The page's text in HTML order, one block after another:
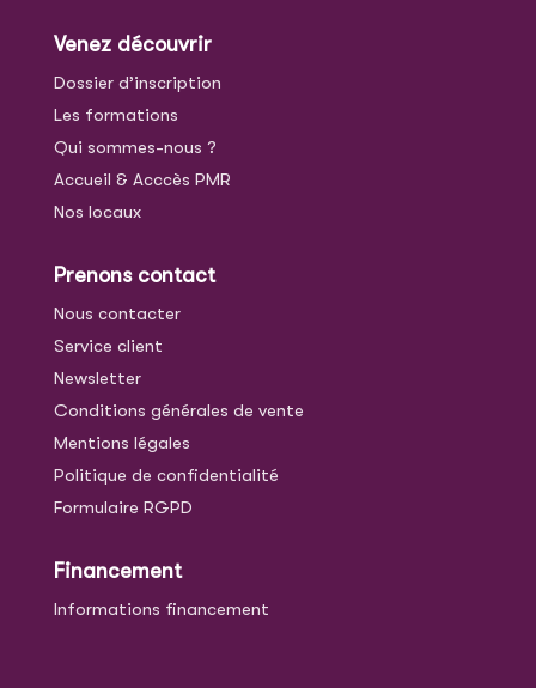
Venez découvrir
Dossier d’inscription
Les formations
Qui sommes-nous ?
Accueil & Acccès PMR
Nos locaux
Prenons contact
Nous contacter
Service client
Newsletter
Conditions générales de vente
Mentions légales
Politique de confidentialité
Formulaire RGPD
Financement
Informations financement